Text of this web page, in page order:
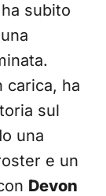
ha subito
carica, ha
sul
una
e un
Devon